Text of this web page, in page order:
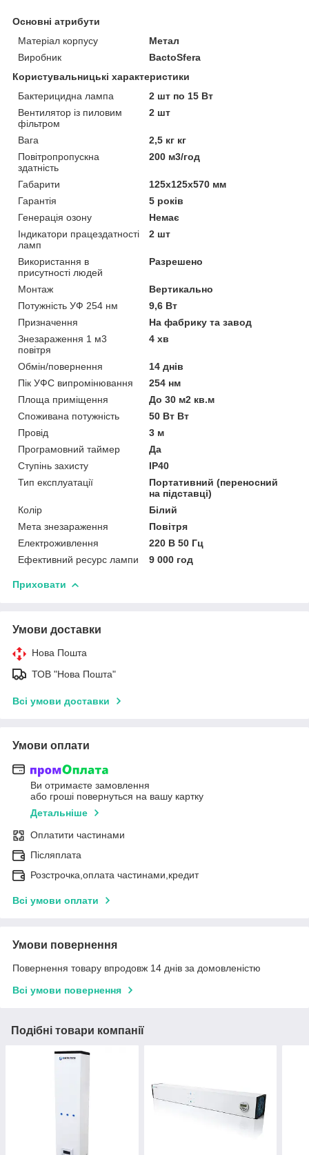
Основні атрибути
Матеріал корпусу
Метал
Виробник
BactoSfera
Користувальницькі характеристики
Бактерицидна лампа
2 шт по 15 Вт
Вентилятор із пиловим
фільтром
2 шт
Вага
2,5 кг кг
Повітропропускна
здатність
200 м3/год
Габарити
125x125x570 мм
Гарантія
5 років
Генерація озону
Немає
Індикатори працездатності
ламп
2 шт
Використання в
присутності людей
Разрешено
Монтаж
Вертикально
Потужність УФ 254 нм
9,6 Вт
Призначення
На фабрику та завод
Знезараження 1 м3
повітря
4 хв
Обмін/повернення
14 днів
Пік УФС випромінювання
254 нм
Площа приміщення
До 30 м2 кв.м
Споживана потужність
50 Вт Вт
Провід
3 м
Програмовний таймер
Да
Ступінь захисту
IP40
Тип експлуатації
Портативний (переносний
на підставці)
Колір
Білий
Мета знезараження
Повітря
Електроживлення
220 В 50 Гц
Ефективний ресурс лампи
9 000 год
Приховати
Умови доставки
Нова Пошта
ТОВ "Нова Пошта"
Всі умови доставки
Умови оплати
Ви отримаєте замовлення
або гроші повернуться на вашу картку
Детальніше
Оплатити частинами
Післяплата
Розстрочка,оплата частинами,кредит
Всі умови оплати
Умови повернення
Повернення товару впродовж 14 днів за домовленістю
Всі умови повернення
Подібні товари компанії